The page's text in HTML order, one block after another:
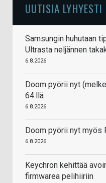
UUTISIA LYHYESTI
Samsungin huhutaan
Ultrasta neljännen
6.8.2026
Doom pyörii nyt
64:llä
6.8.2026
Doom pyörii nyt myös
6.8.2026
Keychron kehittää
firmwarea pelihiiriin